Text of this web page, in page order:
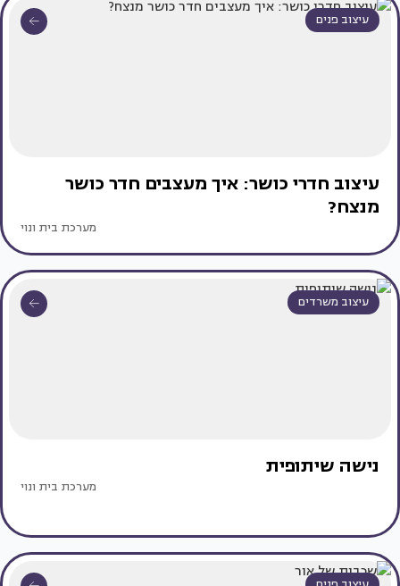
עיצוב פנים
עיצוב חדרי כושר: איך מעצבים חדר כושר
מנצח?
מערכת בית ונוי
עיצוב משרדים
נישה שיתופית
מערכת בית ונוי